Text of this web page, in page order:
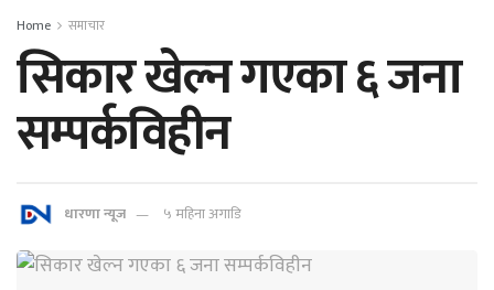
Home समाचार
सिकार खेल्न गएका ६ जना
सम्पर्कविहीन
धारणा न्यूज ५ महिना अगाडि